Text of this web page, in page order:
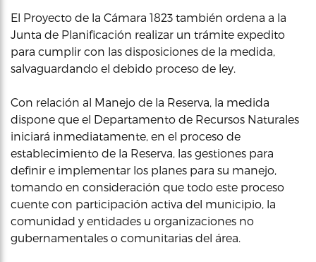
El Proyecto de la Cámara 1823 también ordena a la
Junta de Planificación realizar un trámite expedito
para cumplir con las disposiciones de la medida,
salvaguardando el debido proceso de ley.
Con relación al Manejo de la Reserva, la medida
dispone que el Departamento de Recursos Naturales
iniciará inmediatamente, en el proceso de
establecimiento de la Reserva, las gestiones para
definir e implementar los planes para su manejo,
tomando en consideración que todo este proceso
cuente con participación activa del municipio, la
comunidad y entidades u organizaciones no
gubernamentales o comunitarias del área.